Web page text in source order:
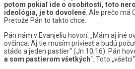
potom pokiaľ ide o osobitosti, toto
ideológia, je to dovolené . Ale prečo má
Pretože Pán to takto chce.
Pán nám v Evanjeliu hovorí: „Mám aj iné
ovčinca. Aj tie musím priviesť a budú
stádo a jeden pastier“ (Jn 10,16). Pán
a som pastierom všetkých“. Toto